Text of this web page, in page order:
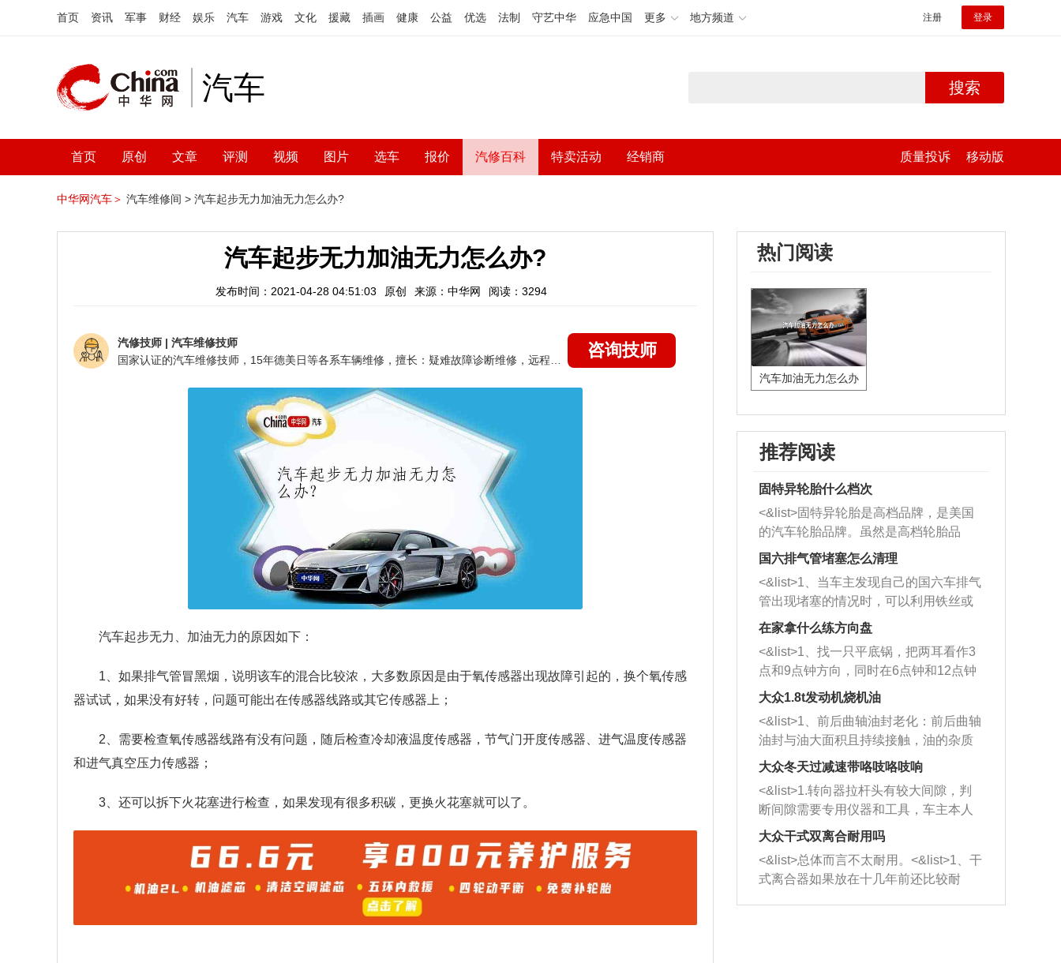
首页 资讯 军事 财经 娱乐 汽车 游戏 文化 援藏 插画 健康 公益 优选 法制 守艺中华 应急中国 更多 地方频道 注册 登录
汽车 搜索
首页 原创 文章 评测 视频 图片 选车 报价 汽修百科 特卖活动 经销商 质量投诉 移动版
中华网汽车＞ 汽车维修间 > 汽车起步无力加油无力怎么办?
汽车起步无力加油无力怎么办?
发布时间：2021-04-28 04:51:03 原创 来源：中华网 阅读：3294
汽修技师 | 汽车维修技师
咨询技师
汽车起步无力、加油无力的原因如下：
1、如果排气管冒黑烟，说明该车的混合比较浓，大多数原因是由于氧传感器出现故障引起的，换个氧传感
器试试，如果没有好转，问题可能出在传感器线路或其它传感器上；
2、需要检查氧传感器线路有没有问题，随后检查冷却液温度传感器，节气门开度传感器、进气温度传感器
和进气真空压力传感器；
3、还可以拆下火花塞进行检查，如果发现有很多积碳，更换火花塞就可以了。
热门阅读
汽车加油无力怎么办
推荐阅读
固特异轮胎什么档次
<&list>固特异轮胎是高档品牌，是美国
的汽车轮胎品牌。虽然是高档轮胎品
牌，但是中高低端的轮胎都有生产，这
也是为了更好的开拓市场。
国六排气管堵塞怎么清理
<&list>1、当车主发现自己的国六车排气
管出现堵塞的情况时，可以利用铁丝或
者是细棍，直接将杂物给取出来，如果
堵塞情况比较严重，也可以采取应急措
施。 <&list>2、直接利用木棍将所有的
杂物推到排气管里面的位置处，然后将
三元催化器拆解开，就可以将堵塞的东
西取出来。但如果是因为积碳过多引起
的堵塞，就需要将三元催化器泡在草酸
洗剂对堵塞的情况得到解决，将清洗剂
放在燃油箱中，与燃油混合后，车辆启
动时，就可以和汽油一起进入到燃烧
室，最后形成废气排出，就可以让三元
催化器得到清洗，排气管堵塞的情况就
能够得到解决。
在家拿什么练方向盘
<&list>1、找一只平底锅，把两耳看作3
点和9点钟方向，同时在6点钟和12点钟
方向做一个标记。 <&list>2、双手握住
一圈半的练习，往右同样也要打相同的
圈数。 <&list>3、最后强调要反复练
习，这样就可以形成肌肉记忆，在真实
驾驶车辆时，不需要记忆也能打好方
向。
大众1.8t发动机烧机油
<&list>1、前后曲轴油封老化：前后曲轴
油封与油大面积且持续接触，油的杂质
和发动机内持续温度变化使其密封效果
逐渐减弱，导致渗油或漏油。<&list>2、
活塞间隙过大：积碳会使活塞环与缸体
的间隙扩大，导致机油流入燃烧室中，
造成烧机油。<&list>3、机油粘度。使用
机油粘度过小的话，同样会有烧机油现
象，机油粘度过小具有很好的流动性，
大众冬天过减速带咯吱咯吱响
<&list>1.转向器拉杆头有较大间隙，判
断间隙需要专用仪器和工具，车主本人
无法制作，需要将车辆送到修理厂或4s
店；<&list>2.车辆半轴套管防尘罩破
裂，破裂后会出现漏油现象，使半轴磨
损严重，磨损的半轴容易损坏，产生异
响；<&list>3.稳定器的转向胶套和球头
大众干式双离合耐用吗
<&list>总体而言不太耐用。<&list>1、干
式离合器如果放在十几年前还比较耐